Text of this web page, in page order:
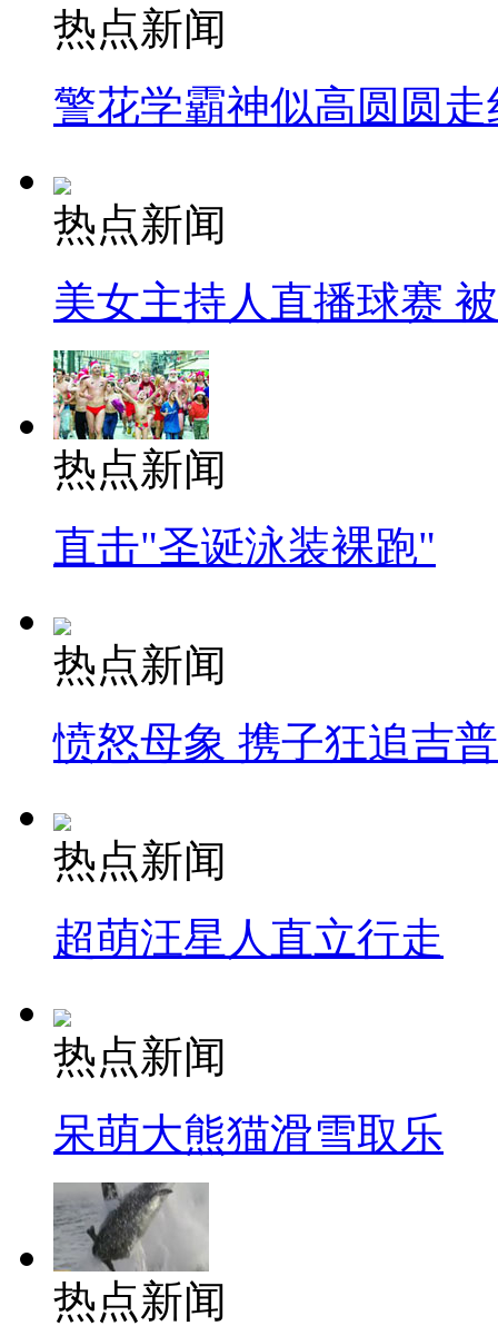
热点新闻
警花学霸神似高圆圆走
热点新闻
美女主持人直播球赛
热点新闻
直击"圣诞泳装裸跑"
热点新闻
愤怒母象 携子狂追吉
热点新闻
超萌汪星人直立行走
热点新闻
呆萌大熊猫滑雪取乐
热点新闻